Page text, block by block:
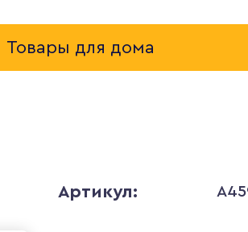
Товары для дома
Артикул: